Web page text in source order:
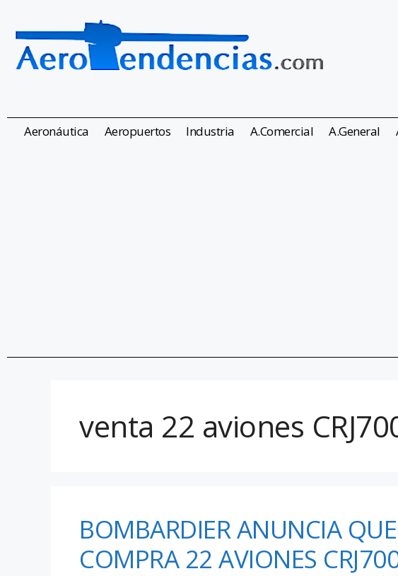
Aeronáutica Aeropuertos Industria A.Comercial A.General
venta 22 aviones
BOMBARDIER ANUNCIA
COMPRA 22 AVIONES